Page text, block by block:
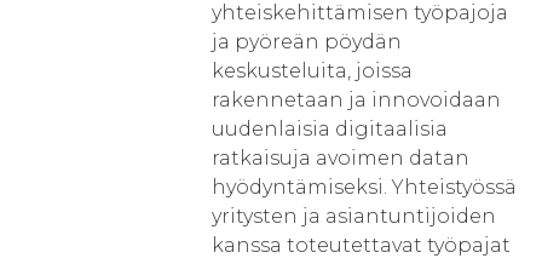
yhteiskehittämisen työpajoja
ja pyöreän pöydän
keskusteluita, joissa
rakennetaan ja innovoidaan
uudenlaisia digitaalisia
ratkaisuja avoimen datan
hyödyntämiseksi. Yhteistyössä
yritysten ja asiantuntijoiden
kanssa toteutettavat työpajat